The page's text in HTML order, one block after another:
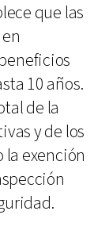
que las
10 años.
de la
y de los
la exención